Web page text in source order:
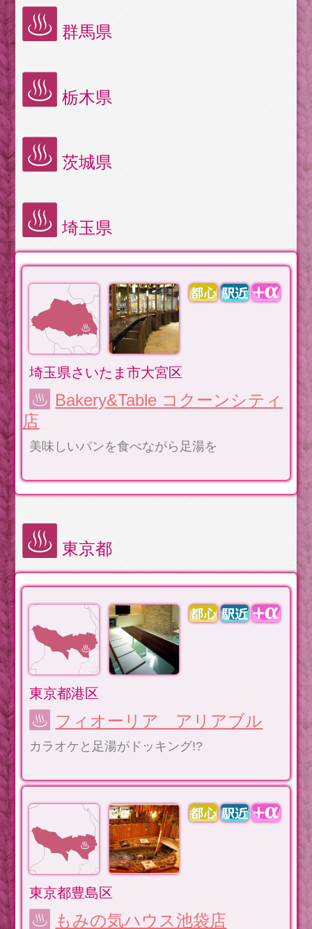
群馬県
栃木県
茨城県
埼玉県
埼玉県さいたま市大宮区
Bakery&Table コクーンシティ
店
美味しいパンを食べながら足湯を
東京都
東京都港区
フィオーリア アリアブル
カラオケと足湯がドッキング!?
東京都豊島区
もみの気ハウス池袋店